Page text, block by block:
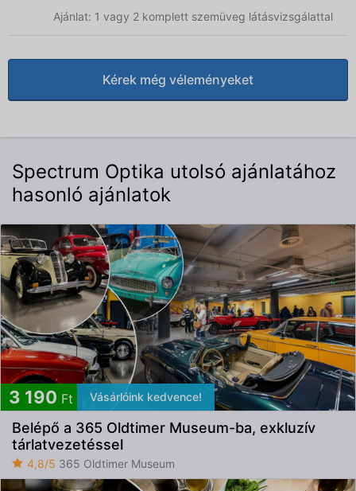
Ajánlat: 1 vagy 2 komplett szemüveg látásvizsgálattal
Kérek még véleményeket
Spectrum Optika utolsó ajánlatához
hasonló ajánlatok
3 190 Ft Vásárlóink kedvence!
Belépő a 365 Oldtimer Museum-ba, exkluzív
tárlatvezetéssel
4,8/5 365 Oldtimer Museum